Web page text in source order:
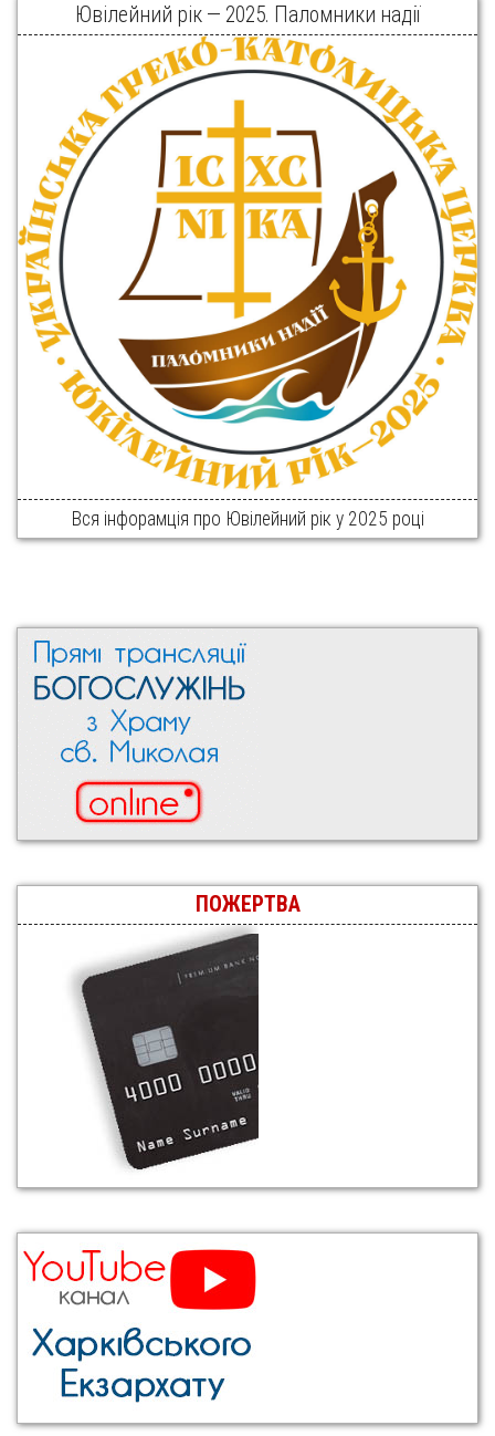
Ювілейний рік — 2025. Паломники надії
Вся інфорамція про Ювілейний рік у 2025 році
ПОЖЕРТВА